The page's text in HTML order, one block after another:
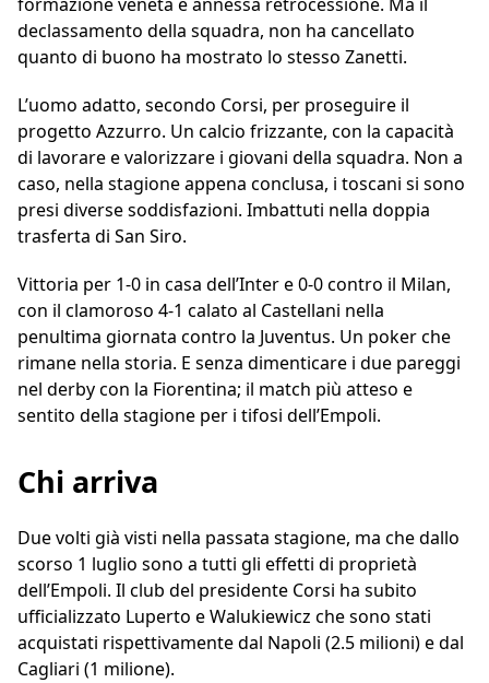
declassamento della squadra, non ha cancellato
quanto di buono ha mostrato lo stesso Zanetti.
L’uomo adatto, secondo Corsi, per proseguire il
progetto Azzurro. Un calcio frizzante, con la capacità
di lavorare e valorizzare i giovani della squadra. Non a
caso, nella stagione appena conclusa, i toscani si sono
presi diverse soddisfazioni. Imbattuti nella doppia
trasferta di San Siro.
Vittoria per 1-0 in casa dell’Inter e 0-0 contro il Milan,
con il clamoroso 4-1 calato al Castellani nella
penultima giornata contro la Juventus. Un poker che
rimane nella storia. E senza dimenticare i due pareggi
nel derby con la Fiorentina; il match più atteso e
sentito della stagione per i tifosi dell’Empoli.
Chi arriva
Due volti già visti nella passata stagione, ma che dallo
scorso 1 luglio sono a tutti gli effetti di proprietà
dell’Empoli. Il club del presidente Corsi ha subito
ufficializzato Luperto e Walukiewicz che sono stati
acquistati rispettivamente dal Napoli (2.5 milioni) e dal
Cagliari (1 milione).